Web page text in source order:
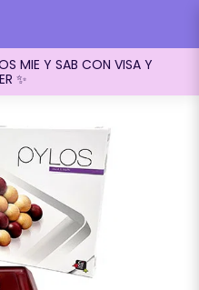
MIE Y SAB CON VISA Y
✨